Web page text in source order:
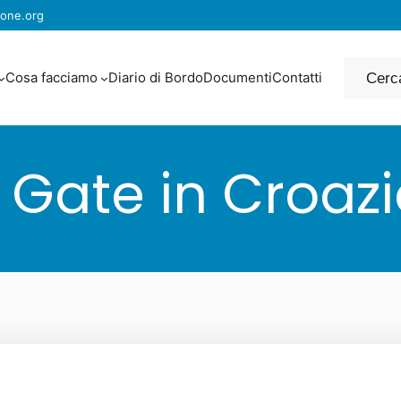
Cosa facciamo Diario di BordoDocumentiContatti Cerca
Gate in